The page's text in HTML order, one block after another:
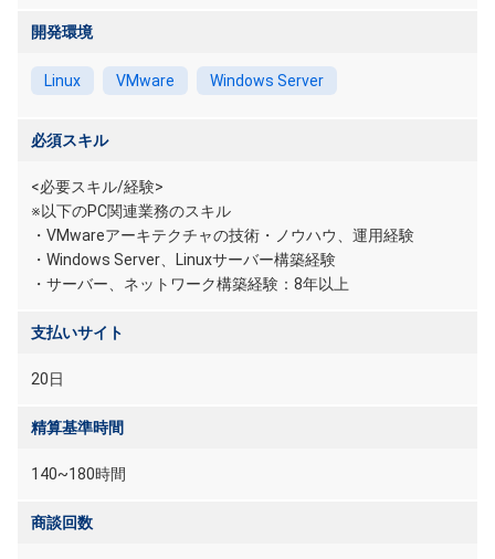
開発環境
Linux VMware Windows Server
必須スキル
<必要スキル/経験>
※以下のPC関連業務のスキル
・VMwareアーキテクチャの技術・ノウハウ、運用経験
・Windows Server、Linuxサーバー構築経験
・サーバー、ネットワーク構築経験：8年以上
支払いサイト
20日
精算基準時間
140~180時間
商談回数